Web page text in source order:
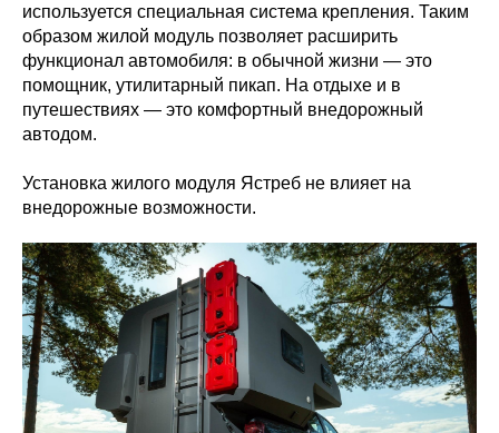
используется специальная система крепления. Таким
образом жилой модуль позволяет расширить
функционал автомобиля: в обычной жизни — это
помощник, утилитарный пикап. На отдыхе и в
путешествиях — это комфортный внедорожный
автодом.
Установка жилого модуля Ястреб не влияет на
внедорожные возможности.